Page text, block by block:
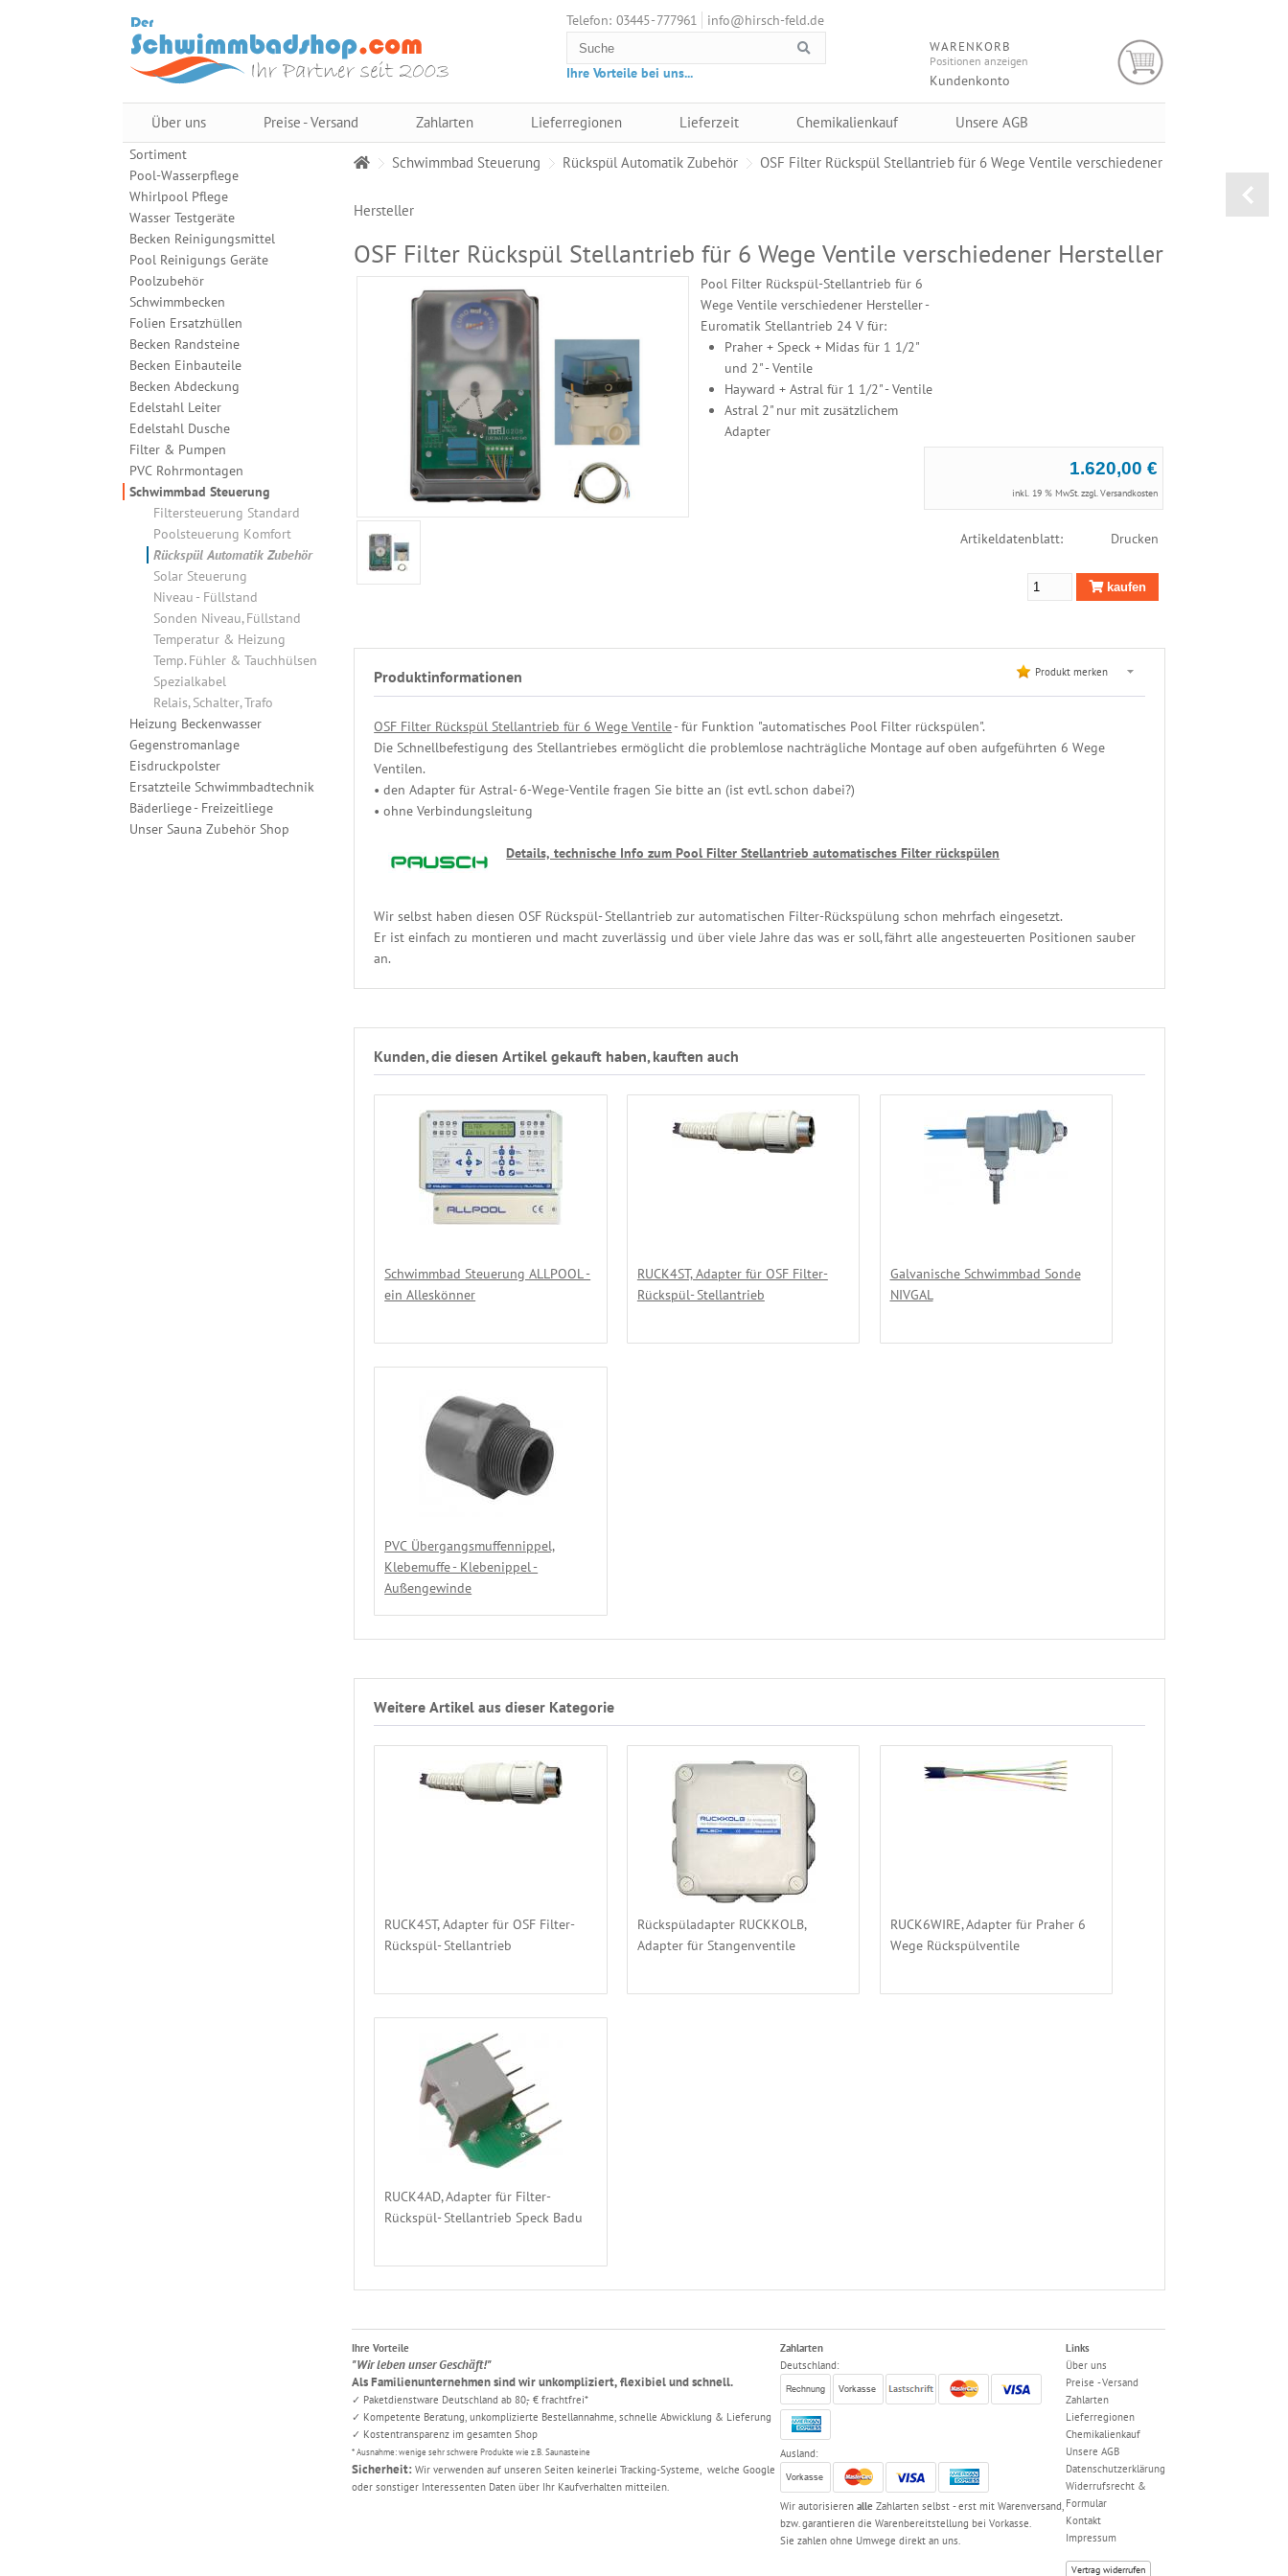
Schwimmbad Steuerung Rückspül Automatik Zubehör OSF Filter Rückspül Stellantrieb für 6 Wege Ventile verschiedener
Hersteller
OSF Filter Rückspül Stellantrieb für 6 Wege Ventile verschiedener Hersteller
Pool Filter Rückspül-Stellantrieb für 6
Wege Ventile verschiedener Hersteller -
Euromatik Stellantrieb 24 V für:
Praher + Speck + Midas für 1 1/2"
und 2" - Ventile
Hayward + Astral für 1 1/2" - Ventile
Astral 2" nur mit zusätzlichem
Adapter
1.620,00 €
inkl. 19 % MwSt. zzgl.Versandkosten
Artikeldatenblatt: Drucken
kaufen
Produktinformationen Produkt merken
OSF Filter Rückspül Stellantrieb für 6 Wege Ventile- für Funktion "automatisches Pool Filter rückspülen".
Die Schnellbefestigung des Stellantriebes ermöglicht die problemlose nachträgliche Montage auf oben aufgeführten 6 Wege
Ventilen.
• den Adapter für Astral- 6-Wege-Ventile fragen Sie bitte an (ist evtl. schon dabei?)
• ohne Verbindungsleitung
Details, technische Info zum Pool Filter Stellantrieb automatisches Filter rückspülen
Wir selbst haben diesen OSF Rückspül- Stellantrieb zur automatischen Filter-Rückspülung schon mehrfach eingesetzt.
Er ist einfach zu montieren und macht zuverlässig und über viele Jahre das was er soll, fährt alle angesteuerten Positionen sauber
an.
Kunden, die diesen Artikel gekauft haben, kauften auch
Schwimmbad Steuerung ALLPOOL -
ein Alleskönner
RUCK4ST, Adapter für OSF Filter-
Rückspül- Stellantrieb
Galvanische Schwimmbad Sonde
NIVGAL
PVC Übergangsmuffennippel,
Klebemuffe - Klebenippel -
Außengewinde
Weitere Artikel aus dieser Kategorie
RUCK4ST, Adapter für OSF Filter-
Rückspül- Stellantrieb
Rückspüladapter RUCKKOLB,
Adapter für Stangenventile
RUCK6WIRE, Adapter für Praher 6
Wege Rückspülventile
RUCK4AD, Adapter für Filter-
Rückspül- Stellantrieb Speck Badu
Sortiment
Pool-Wasserpflege
Whirlpool Pflege
Wasser Testgeräte
Becken Reinigungsmittel
Pool Reinigungs Geräte
Poolzubehör
Schwimmbecken
Folien Ersatzhüllen
Becken Randsteine
Becken Einbauteile
Becken Abdeckung
Edelstahl Leiter
Edelstahl Dusche
Filter & Pumpen
PVC Rohrmontagen
Schwimmbad Steuerung
Filtersteuerung Standard
Poolsteuerung Komfort
Rückspül Automatik Zubehör
Solar Steuerung
Niveau - Füllstand
Sonden Niveau, Füllstand
Temperatur & Heizung
Temp. Fühler & Tauchhülsen
Spezialkabel
Relais, Schalter, Trafo
Heizung Beckenwasser
Gegenstromanlage
Eisdruckpolster
Ersatzteile Schwimmbadtechnik
Bäderliege - Freizeitliege
Unser Sauna Zubehör Shop
Telefon: 03445 - 777961 info@hirsch-feld.de
Ihre Vorteile bei uns...
WARENKORB
Positionen anzeigen
Kundenkonto
Über uns Preise - Versand Zahlarten Lieferregionen Lieferzeit Chemikalienkauf Unsere AGB
Ihre Vorteile
"Wir leben unser Geschäft!"
Als Familienunternehmen sind wir unkompliziert, flexibiel und schnell.
✓ Paketdienstware Deutschland ab 80,- € frachtfrei*
✓ Kompetente Beratung, unkomplizierte Bestellannahme, schnelle Abwicklung & Lieferung
✓ Kostentransparenz im gesamten Shop
* Ausnahme: wenige sehr schwere Produkte wie z.B. Saunasteine
Sicherheit: Wir verwenden auf unseren Seiten keinerlei Tracking-Systeme, welche Google
oder sonstiger Interessenten Daten über Ihr Kaufverhalten mitteilen.
Zahlarten
Deutschland:
Ausland:
Wir autorisierenalle Zahlarten selbst - erst mit Warenversand,
bzw. garantieren die Warenbereitstellung bei Vorkasse.
Sie zahlen ohne Umwege direkt an uns.
Links
Über uns
Preise - Versand
Zahlarten
Lieferregionen
Chemikalienkauf
Unsere AGB
Datenschutzerklärung
Widerrufsrecht &
Formular
Kontakt
Impressum
Vertrag widerrufen